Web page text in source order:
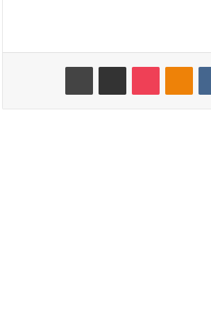
Odnoklassniki
‫Pocket مشاركة عبر البريد طباعة